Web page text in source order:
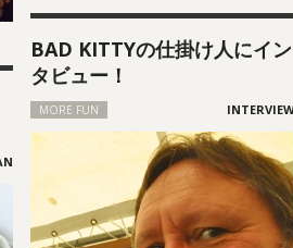
BAD KITTYの仕掛け人にイン
タビュー！
MORE FUN